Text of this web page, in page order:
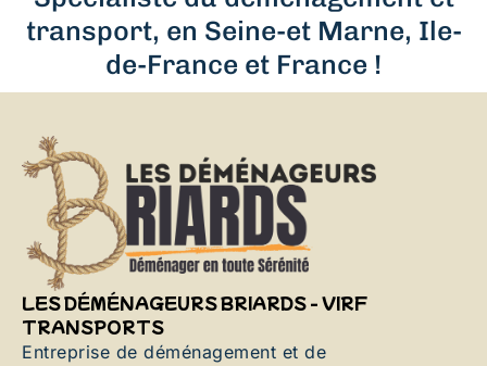
transport, en Seine-et Marne, Ile-
de-France et France !
LES DÉMÉNAGEURS BRIARDS - VIRF
TRANSPORTS
Entreprise de déménagement et de